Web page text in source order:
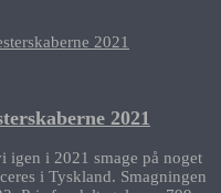
2021
igen i 2021 smage på noget
i Tyskland. Smagningen